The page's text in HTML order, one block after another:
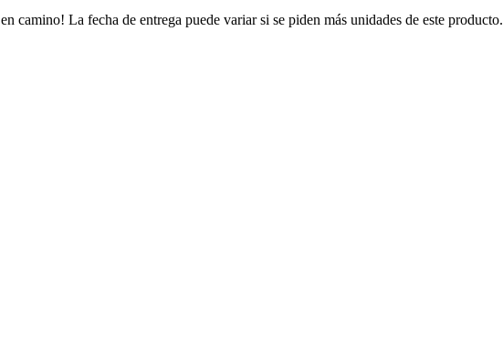
camino! La fecha de entrega puede variar si se piden más unidades de este producto.